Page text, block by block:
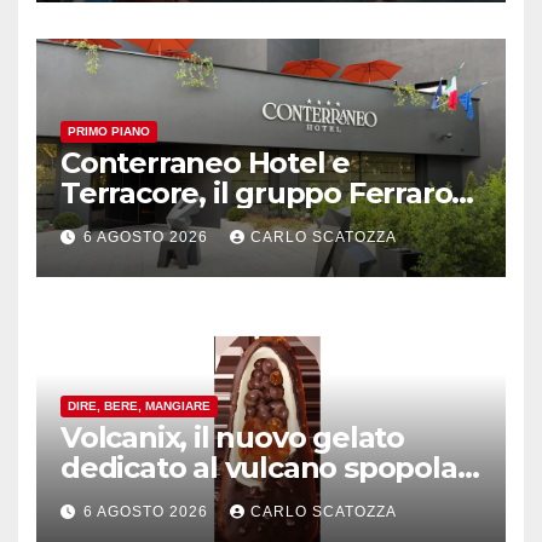
PRIMO PIANO
Conterraneo Hotel e
Terracore, il gruppo Ferraro
amplia l’ ospitalità e il gusto
alle porte di Caserta
6 AGOSTO 2026 CARLO SCATOZZA
DIRE, BERE, MANGIARE
Volcanix, il nuovo gelato
dedicato al vulcano spopola,
è nato a Caivano
6 AGOSTO 2026 CARLO SCATOZZA